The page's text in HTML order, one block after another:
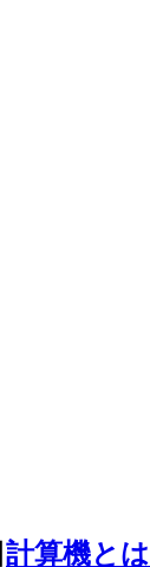
計算機と